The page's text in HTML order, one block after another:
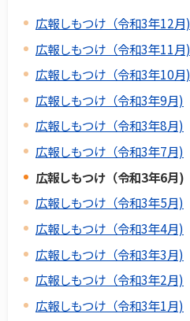
広報しもつけ（令和3年12月)
広報しもつけ（令和3年11月)
広報しもつけ（令和3年10月)
広報しもつけ（令和3年9月)
広報しもつけ（令和3年8月)
広報しもつけ（令和3年7月)
広報しもつけ（令和3年6月)
広報しもつけ（令和3年5月)
広報しもつけ（令和3年4月)
広報しもつけ（令和3年3月)
広報しもつけ（令和3年2月)
広報しもつけ（令和3年1月)